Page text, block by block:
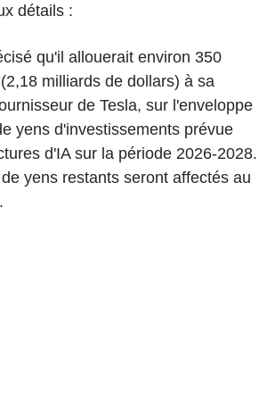
détails :
qu'il allouerait environ 350
milliards de dollars) à sa
de Tesla, sur l'enveloppe
yens d'investissements prévue
d'IA sur la période 2026-2028.
yens restants seront affectés au